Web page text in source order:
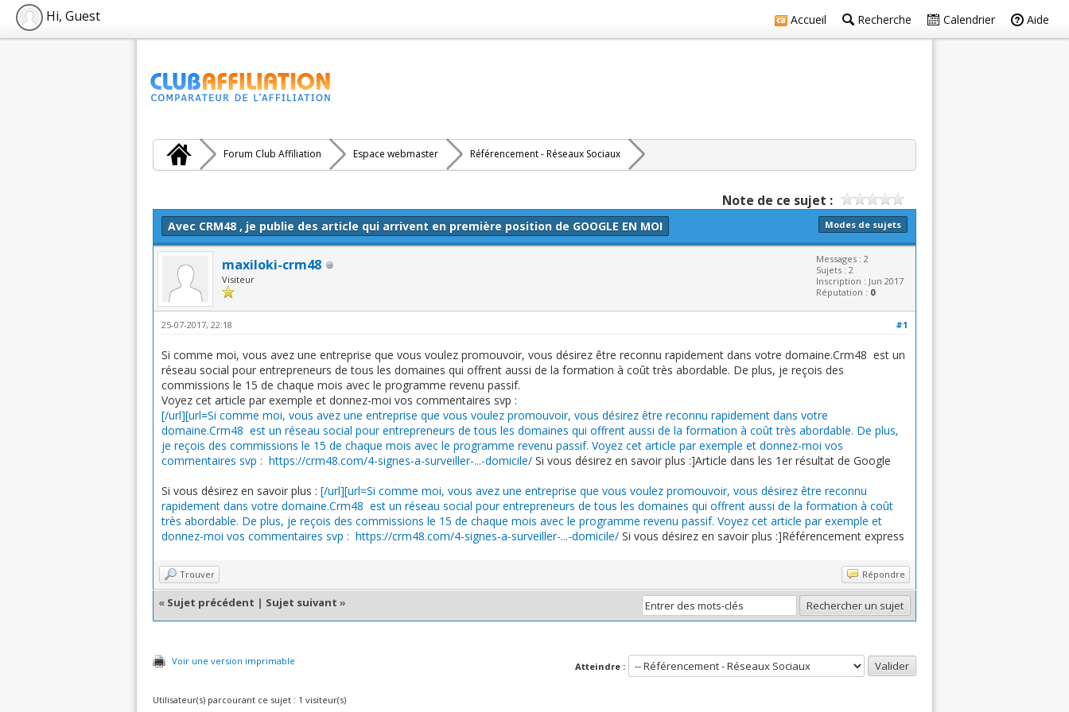
Accueil Recherche Calendrier Aide
Hi, Guest
Forum Club Affiliation Espace webmaster Référencement - Réseaux Sociaux
Note de ce sujet :
Modes de sujets
Avec CRM48 , je publie des article qui arrivent en première position de GOOGLE EN MOI
maxiloki-crm48
Visiteur
Messages : 2
Sujets : 2
Inscription : Jun 2017
Réputation : 0
#1
25-07-2017, 22:18
Si comme moi, vous avez une entreprise que vous voulez promouvoir, vous désirez être reconnu rapidement dans votre domaine.Crm48 est un
réseau social pour entrepreneurs de tous les domaines qui offrent aussi de la formation à coût très abordable. De plus, je reçois des
commissions le 15 de chaque mois avec le programme revenu passif.
Voyez cet article par exemple et donnez-moi vos commentaires svp :
[/url][url=Si comme moi, vous avez une entreprise que vous voulez promouvoir, vous désirez être reconnu rapidement dans votre
domaine.Crm48 est un réseau social pour entrepreneurs de tous les domaines qui offrent aussi de la formation à coût très abordable. De plus,
je reçois des commissions le 15 de chaque mois avec le programme revenu passif. Voyez cet article par exemple et donnez-moi vos
commentaires svp : https://crm48.com/4-signes-a-surveiller-...-domicile/ Si vous désirez en savoir plus :]Article dans les 1er résultat de Google
Si vous désirez en savoir plus : [/url][url=Si comme moi, vous avez une entreprise que vous voulez promouvoir, vous désirez être reconnu
rapidement dans votre domaine.Crm48 est un réseau social pour entrepreneurs de tous les domaines qui offrent aussi de la formation à coût
très abordable. De plus, je reçois des commissions le 15 de chaque mois avec le programme revenu passif. Voyez cet article par exemple et
donnez-moi vos commentaires svp : https://crm48.com/4-signes-a-surveiller-...-domicile/ Si vous désirez en savoir plus :]Référencement express
Trouver Répondre
« Sujet précédent | Sujet suivant »
Voir une version imprimable Atteindre :
Utilisateur(s) parcourant ce sujet : 1 visiteur(s)